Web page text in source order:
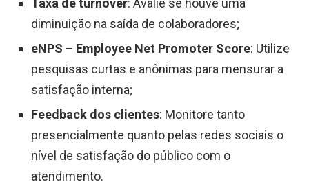
Taxa de turnover: Avalie se houve uma
diminuição na saída de colaboradores;
eNPS – Employee Net Promoter Score: Utilize
pesquisas curtas e anônimas para mensurar a
satisfação interna;
Feedback dos clientes: Monitore tanto
presencialmente quanto pelas redes sociais o
nível de satisfação do público com o
atendimento.